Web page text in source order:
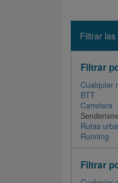
Filtrar
Filtrar
Cualquier
BTT
Carretera
Rutas
Running
Filtrar